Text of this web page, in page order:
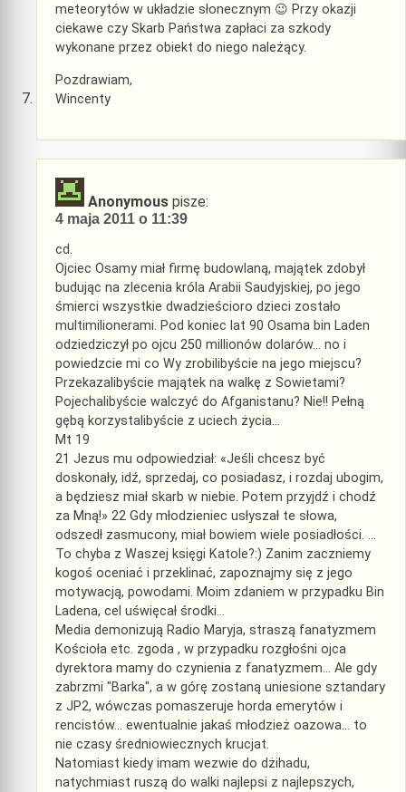
meteorytów w układzie słonecznym 😉 Przy okazji
ciekawe czy Skarb Państwa zapłaci za szkody
wykonane przez obiekt do niego należący.
Pozdrawiam,
Wincenty
Anonymous pisze:
4 maja 2011 o 11:39
cd.
Ojciec Osamy miał firmę budowlaną, majątek zdobył
budując na zlecenia króla Arabii Saudyjskiej, po jego
śmierci wszystkie dwadzieścioro dzieci zostało
multimilionerami. Pod koniec lat 90 Osama bin Laden
odziedziczył po ojcu 250 millionów dolarów… no i
powiedzcie mi co Wy zrobilibyście na jego miejscu?
Przekazalibyście majątek na walkę z Sowietami?
Pojechalibyście walczyć do Afganistanu? Nie!! Pełną
gębą korzystalibyście z uciech życia…
Mt 19
21 Jezus mu odpowiedział: «Jeśli chcesz być
doskonały, idź, sprzedaj, co posiadasz, i rozdaj ubogim,
a będziesz miał skarb w niebie. Potem przyjdź i chodź
za Mną!» 22 Gdy młodzieniec usłyszał te słowa,
odszedł zasmucony, miał bowiem wiele posiadłości. …
To chyba z Waszej księgi Katole?:) Zanim zaczniemy
kogoś oceniać i przeklinać, zapoznajmy się z jego
motywacją, powodami. Moim zdaniem w przypadku Bin
Ladena, cel uświęcał środki…
Media demonizują Radio Maryja, straszą fanatyzmem
Kościoła etc. zgoda , w przypadku rozgłośni ojca
dyrektora mamy do czynienia z fanatyzmem… Ale gdy
zabrzmi "Barka", a w górę zostaną uniesione sztandary
z JP2, wówczas pomaszeruje horda emerytów i
rencistów… ewentualnie jakaś młodzież oazowa… to
nie czasy średniowiecznych krucjat.
Natomiast kiedy imam wezwie do dżihadu,
natychmiast ruszą do walki najlepsi z najlepszych,